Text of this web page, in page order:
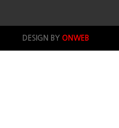
DESIGN BY ONWEB